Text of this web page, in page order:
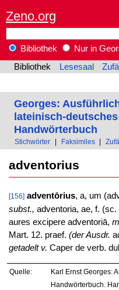
Zeno.org
Bibliothek
Nur in
Bibliothek
Lesesaal
Georges:
lateinisch-deutsches
Handwörterbuch
Stichwörter Faksimiles
adventorius
[156] adventōrius, a, um
subst., adventoria, ae, f. (sc.
aures excipere adventoriā,
Mart. 12. praef. (der Ausdr.
getadelt v. Caper de verb.
Quelle:
Karl Ernst Georges:
Handwörterbuch.